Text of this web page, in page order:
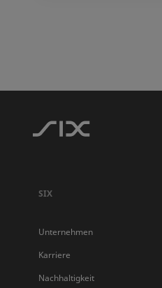
SIX
Unternehmen
Karriere
Nachhaltigkeit